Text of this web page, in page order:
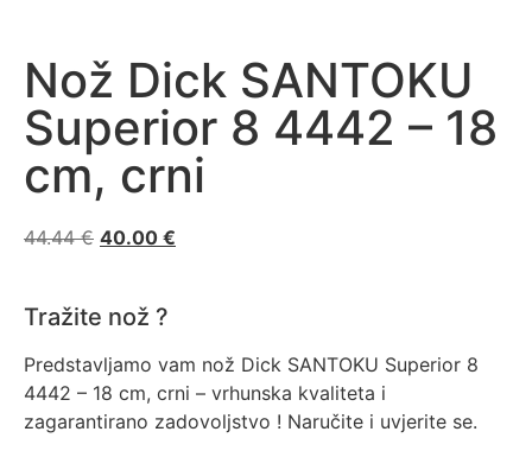
Nož Dick SANTOKU
Superior 8 4442 – 18
cm, crni
44.44€ 40.00 €
Tražite nož ?
Predstavljamo vam nož Dick SANTOKU Superior 8
4442 – 18 cm, crni – vrhunska kvaliteta i
zagarantirano zadovoljstvo ! Naručite i uvjerite se.